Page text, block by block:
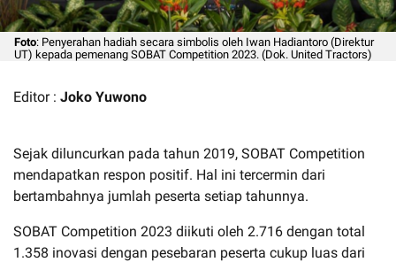
Foto: Penyerahan hadiah secara simbolis oleh Iwan Hadiantoro (Direktur
UT) kepada pemenang SOBAT Competition 2023. (Dok. United Tractors)
Editor : Joko Yuwono
Sejak diluncurkan pada tahun 2019, SOBAT Competition
mendapatkan respon positif. Hal ini tercermin dari
bertambahnya jumlah peserta setiap tahunnya.
SOBAT Competition 2023 diikuti oleh 2.716 dengan total
1.358 inovasi dengan pesebaran peserta cukup luas dari